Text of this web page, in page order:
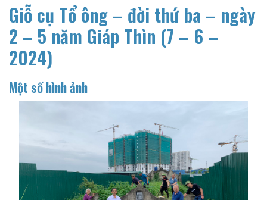
Giỗ cụ Tổ ông – đời thứ ba – ngày
2 – 5 năm Giáp Thìn (7 – 6 –
2024)
Một số hình ảnh